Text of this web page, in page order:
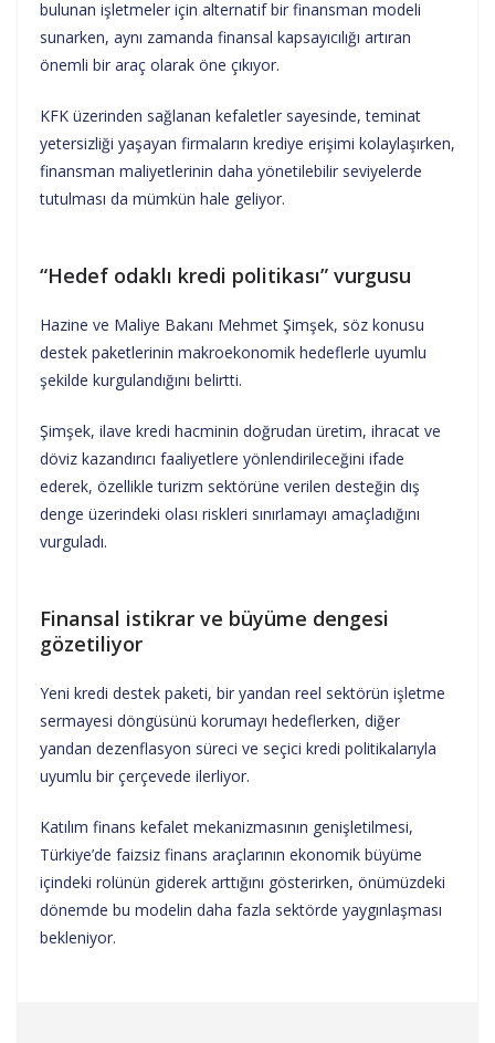
bulunan işletmeler için alternatif bir finansman modeli
sunarken, aynı zamanda finansal kapsayıcılığı artıran
önemli bir araç olarak öne çıkıyor.
KFK üzerinden sağlanan kefaletler sayesinde, teminat
yetersizliği yaşayan firmaların krediye erişimi kolaylaşırken,
finansman maliyetlerinin daha yönetilebilir seviyelerde
tutulması da mümkün hale geliyor.
“Hedef odaklı kredi politikası” vurgusu
Hazine ve Maliye Bakanı Mehmet Şimşek, söz konusu
destek paketlerinin makroekonomik hedeflerle uyumlu
şekilde kurgulandığını belirtti.
Şimşek, ilave kredi hacminin doğrudan üretim, ihracat ve
döviz kazandırıcı faaliyetlere yönlendirileceğini ifade
ederek, özellikle turizm sektörüne verilen desteğin dış
denge üzerindeki olası riskleri sınırlamayı amaçladığını
vurguladı.
Finansal istikrar ve büyüme dengesi
gözetiliyor
Yeni kredi destek paketi, bir yandan reel sektörün işletme
sermayesi döngüsünü korumayı hedeflerken, diğer
yandan dezenflasyon süreci ve seçici kredi politikalarıyla
uyumlu bir çerçevede ilerliyor.
Katılım finans kefalet mekanizmasının genişletilmesi,
Türkiye’de faizsiz finans araçlarının ekonomik büyüme
içindeki rolünün giderek arttığını gösterirken, önümüzdeki
dönemde bu modelin daha fazla sektörde yaygınlaşması
bekleniyor.